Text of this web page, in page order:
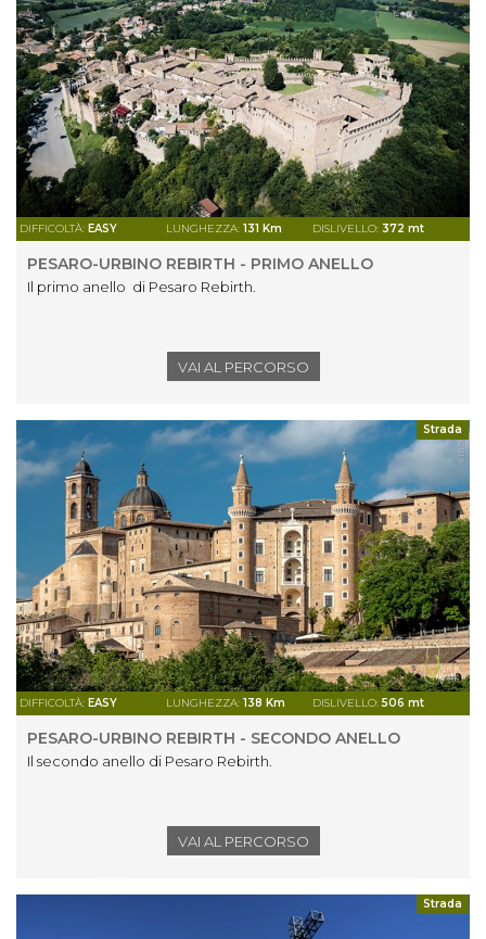
DIFFICOLTÀ: EASY LUNGHEZZA: 131 Km DISLIVELLO: 372 mt
PESARO-URBINO REBIRTH - PRIMO ANELLO
Il primo anello di Pesaro Rebirth.
VAI AL PERCORSO
Strada
DIFFICOLTÀ: EASY LUNGHEZZA: 138 Km DISLIVELLO: 506 mt
PESARO-URBINO REBIRTH - SECONDO ANELLO
Il secondo anello di Pesaro Rebirth.
VAI AL PERCORSO
Strada